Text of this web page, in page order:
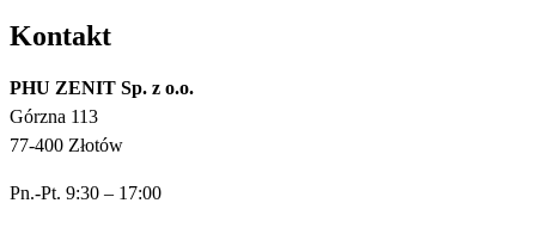
Kontakt
PHU ZENIT Sp. z o.o.
Górzna 113
77-400 Złotów
Pn.-Pt. 9:30 – 17:00